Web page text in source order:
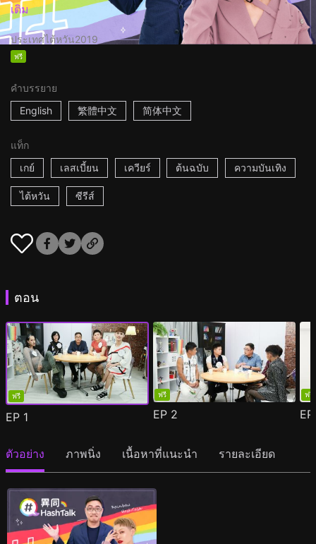
เติม
ประเทศไต้หวัน2019
ฟรี
คำบรรยาย
English
繁體中文 简体中文
แท็ก
เกย์
เลสเบี้ยน เควียร์ ต้นฉบับ ความบันเทิง
ไต้หวัน ซีรีส์
ตอน
ฟรี
EP 1
ฟรี
EP 2
ฟรี
ตัวอย่าง ภาพนิ่ง เนื้อหาที่แนะนำ รายละเอียด